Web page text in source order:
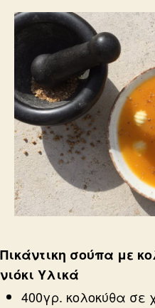
Πικάντικη σούπα με
νιόκι Υλικά
400γρ. κολοκύθα σε